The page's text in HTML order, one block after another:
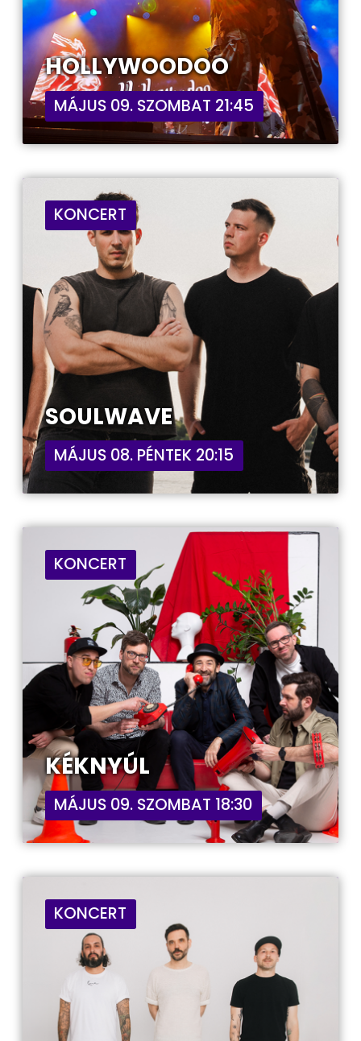
HOLLYWOODOO
MÁJUS 09. SZOMBAT 21:45
KONCERT
SOULWAVE
MÁJUS 08. PÉNTEK 20:15
KONCERT
KÉKNYÚL
MÁJUS 09. SZOMBAT 18:30
KONCERT